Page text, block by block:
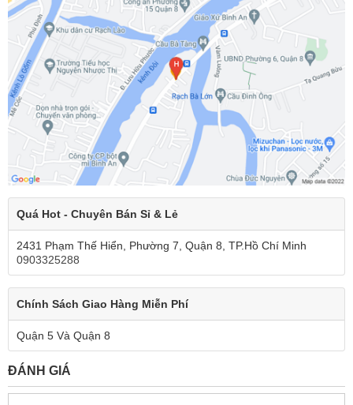
Quá Hot - Chuyên Bán Sỉ & Lẻ
2431 Phạm Thế Hiển, Phường 7, Quận 8, TP.Hồ Chí Minh
0903325288
Chính Sách Giao Hàng Miễn Phí
Quận 5 Và Quận 8
ĐÁNH GIÁ